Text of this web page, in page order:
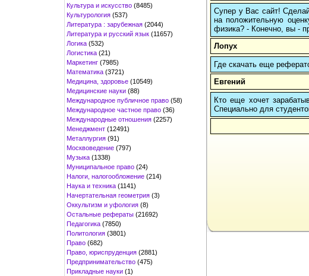
Культура и искусство (8485)
Культурология (537)
Литература : зарубежная (2044)
Литература и русский язык (11657)
Логика (532)
Логистика (21)
Маркетинг (7985)
Математика (3721)
Медицина, здоровье (10549)
Медицинские науки (88)
Международное публичное право (58)
Международное частное право (36)
Международные отношения (2257)
Менеджмент (12491)
Металлургия (91)
Москвоведение (797)
Музыка (1338)
Муниципальное право (24)
Налоги, налогообложение (214)
Наука и техника (1141)
Начертательная геометрия (3)
Оккультизм и уфология (8)
Остальные рефераты (21692)
Педагогика (7850)
Политология (3801)
Право (682)
Право, юриспруденция (2881)
Предпринимательство (475)
Прикладные науки (1)
Супер у Вас сайт!
на положительную
физика? - Конечно, вы -
Лопух
Где скачать еще
Евгений
Кто еще хочет
Cпециально для